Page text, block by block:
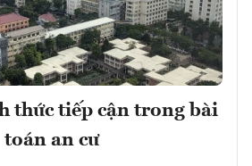
thức tiếp cận trong bài
toán an cư